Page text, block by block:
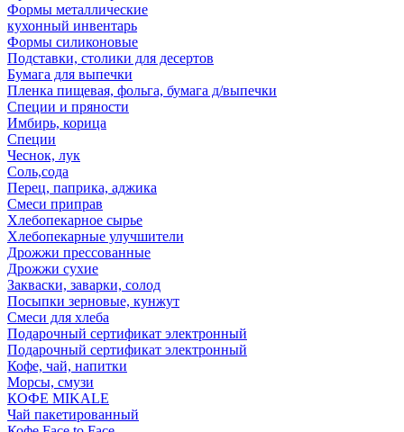
Формы металлические
кухонный инвентарь
Формы силиконовые
Подставки, столики для десертов
Бумага для выпечки
Пленка пищевая, фольга, бумага д/выпечки
Специи и пряности
Имбирь, корица
Специи
Чеснок, лук
Соль,сода
Перец, паприка, аджика
Смеси приправ
Хлебопекарное сырье
Хлебопекарные улучшители
Дрожжи прессованные
Дрожжи сухие
Закваски, заварки, солод
Посыпки зерновые, кунжут
Смеси для хлеба
Подарочный сертификат электронный
Подарочный сертификат электронный
Кофе, чай, напитки
Морсы, смузи
КОФЕ MIKALE
Чай пакетированный